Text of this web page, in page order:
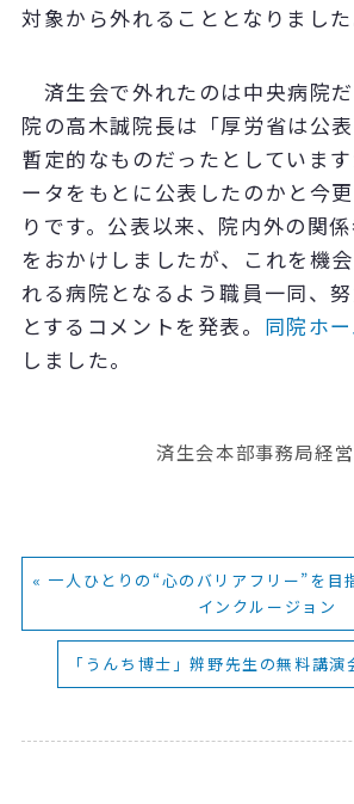
対象から外れることとなりました
済生会で外れたのは中央病院
院の高木誠院長は「厚労省は公
暫定的なものだったとしていま
ータをもとに公表したのかと今
りです。公表以来、院内外の関
をおかけしましたが、これを機
れる病院となるよう職員一同、
とするコメントを発表。 同院ホ
しました。
済生会本部事務局経
« 一人ひとりの“心のバリアフリー”を目
インクルージョン
「うんち博士」辨野先生の無料講